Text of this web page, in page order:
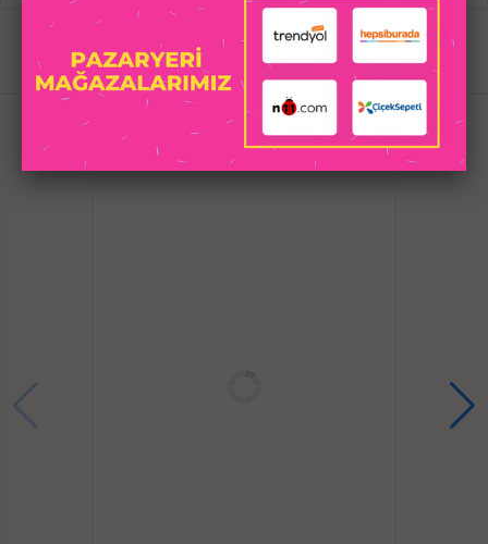
Ultra esnek yapıda, 180° eğilebilir ve bükülebilir
özelliktedir,
Yumuşak dokulu, ipeksi ve pürüzsüz yüzeye sahiptir,
kaydırıcı ekleyerek sürtünmeyi bütünüyle hissedin!
Usb şarjlı, hızlı ve kolay şarj özelliği. Çeşitli şarj
modlarına uygundur.
10 metreye kadar uzaktan kumanda ile veya manuel
eğlencelerde endişesiz bir şekilde kullanılabilir. Duş,
İLGILI
ÜRÜNLER